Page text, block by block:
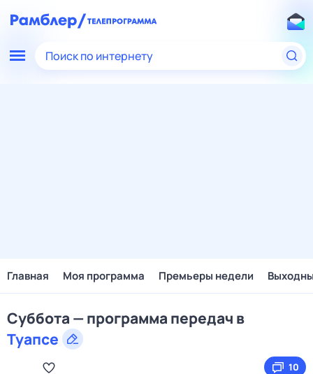
Поиск по интернету
Главная Моя программа Премьеры недели
Суббота — программа передач в
Туапсе
10